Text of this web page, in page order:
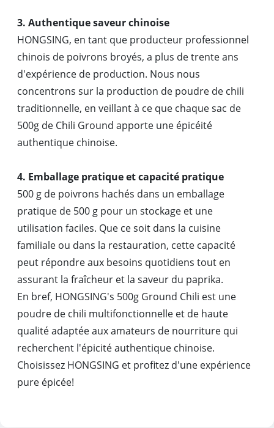
3. Authentique saveur chinoise
HONGSING, en tant que producteur professionnel
chinois de poivrons broyés, a plus de trente ans
d'expérience de production. Nous nous
concentrons sur la production de poudre de chili
traditionnelle, en veillant à ce que chaque sac de
500g de Chili Ground apporte une épicéité
authentique chinoise.
4. Emballage pratique et capacité pratique
500 g de poivrons hachés dans un emballage
pratique de 500 g pour un stockage et une
utilisation faciles. Que ce soit dans la cuisine
familiale ou dans la restauration, cette capacité
peut répondre aux besoins quotidiens tout en
assurant la fraîcheur et la saveur du paprika.
En bref, HONGSING's 500g Ground Chili est une
poudre de chili multifonctionnelle et de haute
qualité adaptée aux amateurs de nourriture qui
recherchent l'épicité authentique chinoise.
Choisissez HONGSING et profitez d'une expérience
pure épicée!